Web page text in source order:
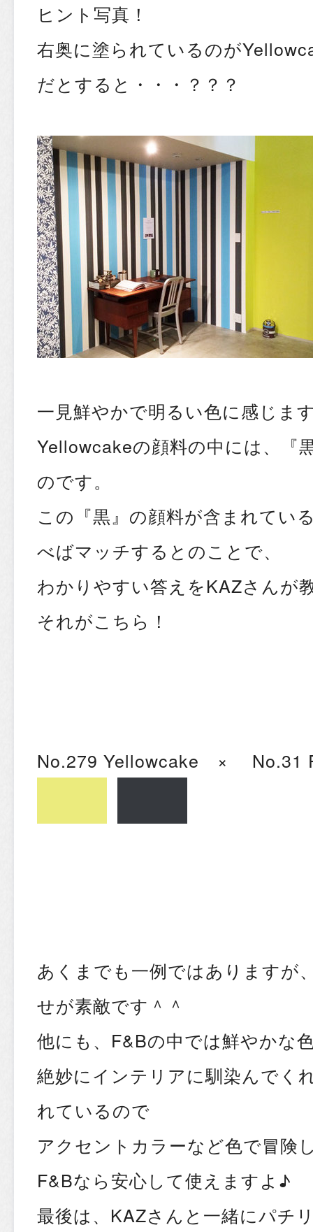
ヒント写真！
右奥に塗られているのが
だとすると・・・？？？
一見鮮やかで明るい色に感じま
Yellowcakeの顔料の中には、『
のです。
この『黒』の顔料が含まれてい
べばマッチするとのことで、
わかりやすい答えをKAZさんが
それがこちら！
No.279 Yellowcake × No.31
あくまでも一例ではありますが
せが素敵です＾＾
他にも、F&Bの中では鮮やかな
絶妙にインテリアに馴染んでく
れているので
アクセントカラーなど色で冒険
F&Bなら安心して使えますよ♪
最後は、KAZさんと一緒にパチ